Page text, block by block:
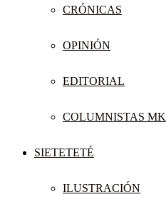
CRÓNICAS
OPINIÓN
EDITORIAL
COLUMNISTAS MK
SIETETETÉ
ILUSTRACIÓN